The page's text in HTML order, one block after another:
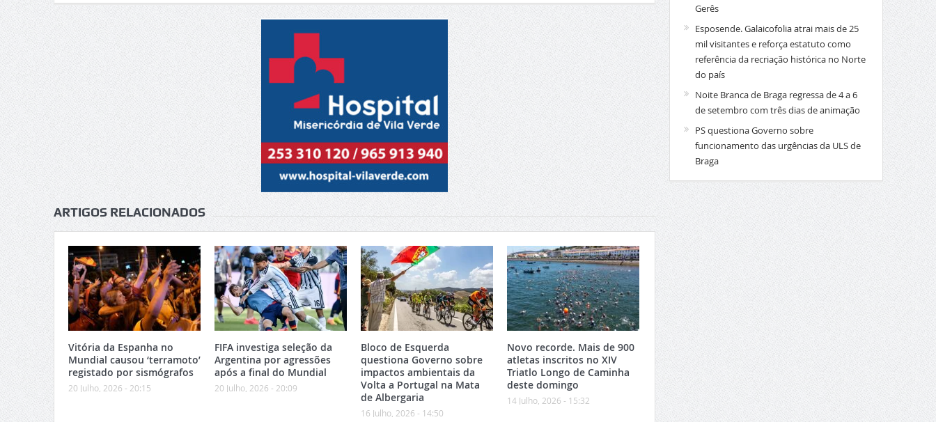
ARTIGOS RELACIONADOS
Vitória da Espanha no
Mundial causou ‘terramoto’
registado por sismógrafos
20 Julho, 2026 - 20:15
FIFA investiga seleção da
Argentina por agressões
após a final do Mundial
20 Julho, 2026 - 20:09
Bloco de Esquerda
questiona Governo sobre
impactos ambientais da
Volta a Portugal na Mata
de Albergaria
16 Julho, 2026 - 14:50
Novo recorde. Mais de 900
atletas inscritos no XIV
Triatlo Longo de Caminha
deste domingo
14 Julho, 2026 - 15:32
Gerês
Esposende. Galaicofolia atrai mais de 25
mil visitantes e reforça estatuto como
referência da recriação histórica no Norte
do país
Noite Branca de Braga regressa de 4 a 6
de setembro com três dias de animação
PS questiona Governo sobre
funcionamento das urgências da ULS de
Braga